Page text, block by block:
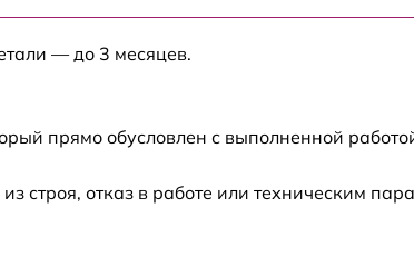
от 60 мин
от 80 мин
— до 3 месяцев.
прямо обусловлен с выполненной
отказ в работе или техническим